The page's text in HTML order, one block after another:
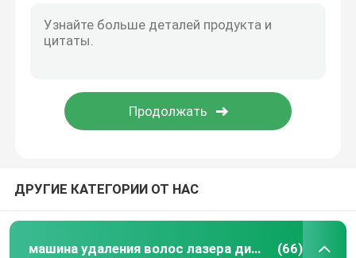
ДРУГИЕ КАТЕГОРИИ ОТ НАС
машина удаления волос лазера диода (66)